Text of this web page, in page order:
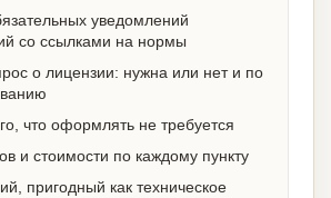
уведомлений
со ссылками на нормы
о лицензии: нужна или нет и по
что оформлять не требуется
и стоимости по каждому пункту
пригодный как техническое